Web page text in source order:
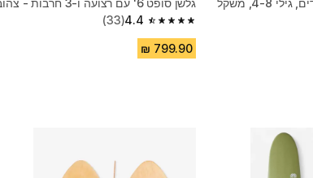
גלשן בוגי מתנפח לילדים, גילי 4-8, משקל
גלשן סופט 6' עם רצועה ו-3 חרבות - צהוב
4.4
4.4 out of 5 stars from 33 reviews
(33)